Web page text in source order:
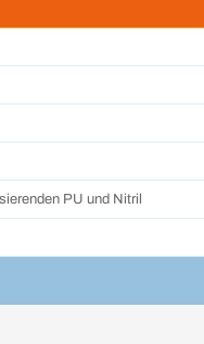
PU und Nitril